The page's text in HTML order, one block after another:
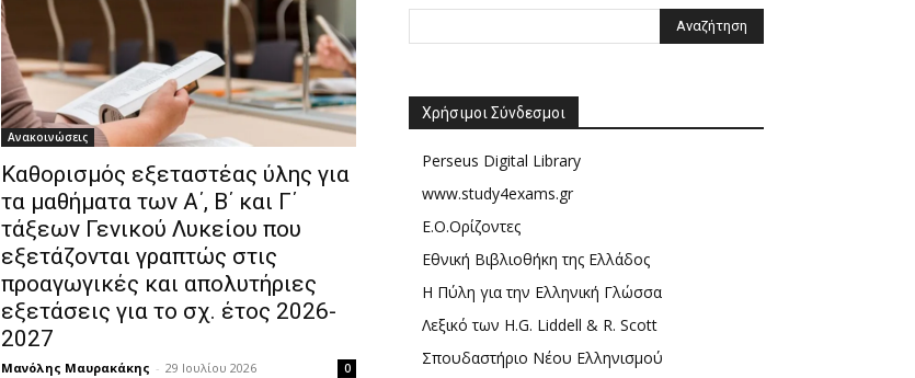
Ανακοινώσεις
Καθορισμός εξεταστέας ύλης για
τα μαθήματα των Α΄, Β΄ και Γ΄
τάξεων Γενικού Λυκείου που
εξετάζονται γραπτώς στις
προαγωγικές και απολυτήριες
εξετάσεις για το σχ. έτος 2026-
2027
Μανόλης Μαυρακάκης - 29 Ιουλίου 2026 0
Χρήσιμοι Σύνδεσμοι
Perseus Digital Library
www.study4exams.gr
Ε.Ο.Ορίζοντες
Εθνική Βιβλιοθήκη της Ελλάδος
Η Πύλη για την Ελληνική Γλώσσα
Λεξικό των H.G. Liddell & R. Scott
Σπουδαστήριο Νέου Ελληνισμού